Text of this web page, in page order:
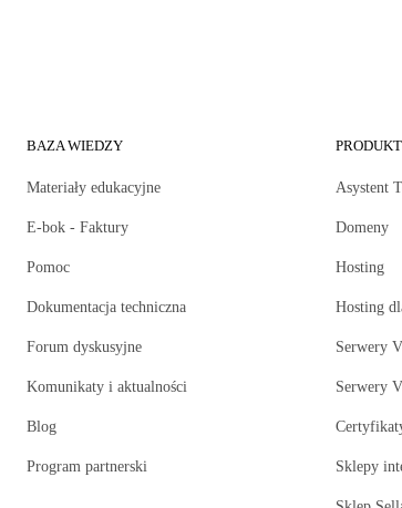
BAZA WIEDZY
Materiały edukacyjne
E-bok - Faktury
Pomoc
Dokumentacja techniczna
Forum dyskusyjne
Komunikaty i aktualności
Blog
Program partnerski
Asystent
Domeny
Hosting
Hosting
Serwery
Serwery
Sklepy